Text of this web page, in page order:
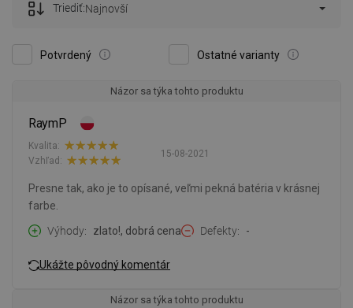
Potvrdený Ostatné varianty
Triediť:Najnovší
Názor sa týka tohto produktu
RaymP
15-08-2021
Kvalita:
Vzhľad:
Presne tak, ako je to opísané, veľmi pekná batéria v krásnej
farbe.
Výhody
zlato!, dobrá cena Defekty -
Ukážte pôvodný komentár
Názor sa týka tohto produktu